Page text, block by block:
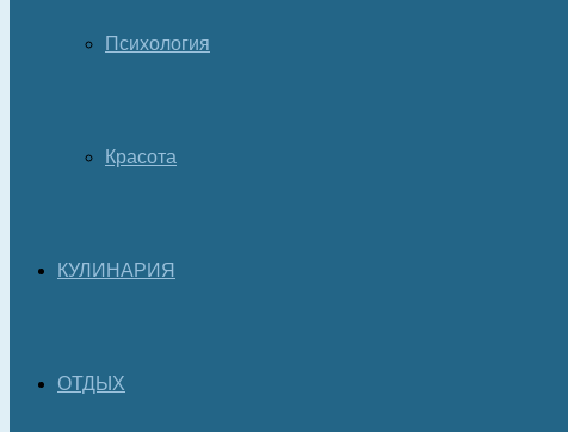
Психология
Красота
КУЛИНАРИЯ
ОТДЫХ